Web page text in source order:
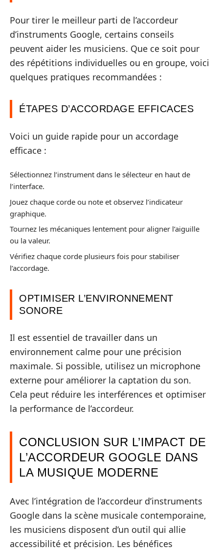
Pour tirer le meilleur parti de l’accordeur
d’instruments Google, certains conseils
peuvent aider les musiciens. Que ce soit pour
des répétitions individuelles ou en groupe, voici
quelques pratiques recommandées :
ÉTAPES D’ACCORDAGE EFFICACES
Voici un guide rapide pour un accordage
efficace :
Sélectionnez l’instrument dans le sélecteur en haut de
l’interface.
Jouez chaque corde ou note et observez l’indicateur
graphique.
Tournez les mécaniques lentement pour aligner l’aiguille
ou la valeur.
Vérifiez chaque corde plusieurs fois pour stabiliser
l’accordage.
OPTIMISER L’ENVIRONNEMENT
SONORE
Il est essentiel de travailler dans un
environnement calme pour une précision
maximale. Si possible, utilisez un microphone
externe pour améliorer la captation du son.
Cela peut réduire les interférences et optimiser
la performance de l’accordeur.
CONCLUSION SUR L’IMPACT DE
L’ACCORDEUR GOOGLE DANS
LA MUSIQUE MODERNE
Avec l’intégration de l’accordeur d’instruments
Google dans la scène musicale contemporaine,
les musiciens disposent d’un outil qui allie
accessibilité et précision. Les bénéfices